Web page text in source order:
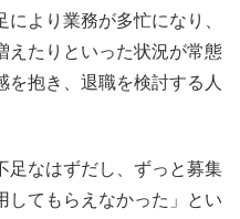
より業務が多忙になり、
えたりといった状況が常態
抱き、退職を検討する人
足なはずだし、ずっと募集
してもらえなかった」とい